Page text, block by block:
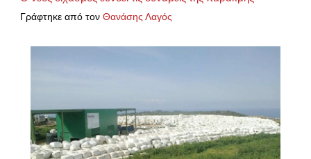
Γράφτηκε από τον Θανάσης Λαγός